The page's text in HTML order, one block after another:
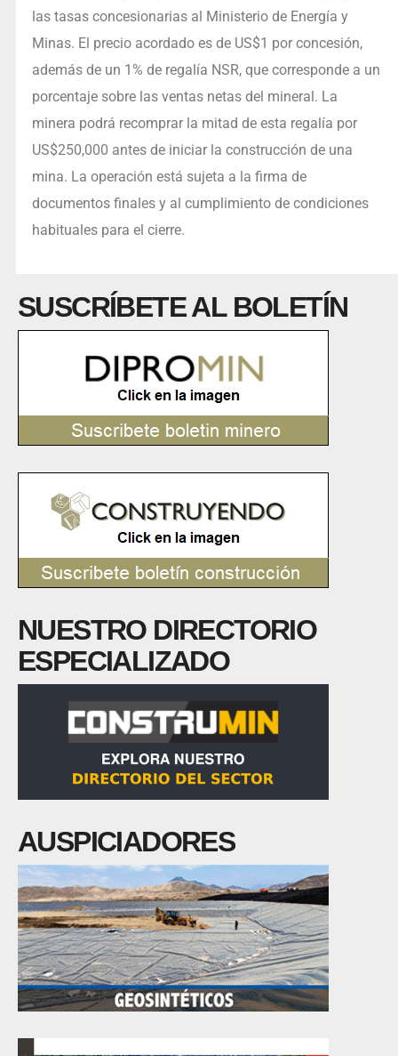
las tasas concesionarias al Ministerio de Energía y
Minas. El precio acordado es de US$1 por concesión,
además de un 1% de regalía NSR, que corresponde a un
porcentaje sobre las ventas netas del mineral. La
minera podrá recomprar la mitad de esta regalía por
US$250,000 antes de iniciar la construcción de una
mina. La operación está sujeta a la firma de
documentos finales y al cumplimiento de condiciones
habituales para el cierre.
SUSCRÍBETE AL BOLETÍN
NUESTRO DIRECTORIO
ESPECIALIZADO
AUSPICIADORES